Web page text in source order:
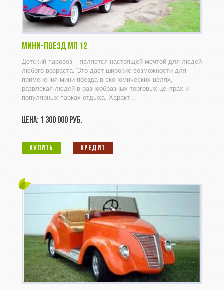
МИНИ-ПОЕЗД МП 12
Детский паровоз – является настоящей мечтой для людей
любого возраста. Это дает широкие возможности для
применения мини-поезда в экономических целях,
развлекая людей в разнообразных торговых центрах и
популярных парках отдыха. Характ...
ЦЕНА: 1 300 000 РУБ.
КУПИТЬ КРЕДИТ